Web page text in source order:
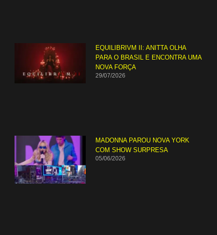
EQUILIBRIVM II: ANITTA OLHA
PARA O BRASIL E ENCONTRA UMA
NOVA FORÇA
29/07/2026
MADONNA PAROU NOVA YORK
COM SHOW SURPRESA
05/06/2026